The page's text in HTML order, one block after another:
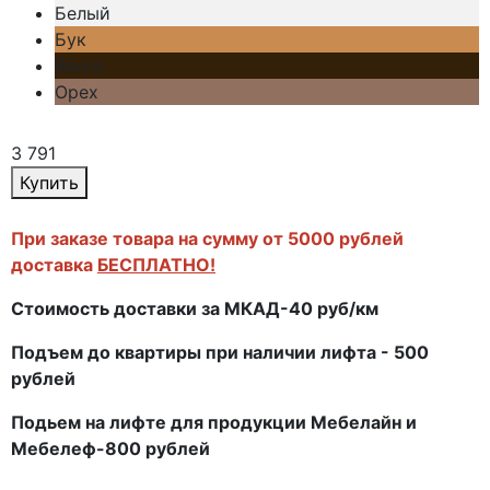
Белый
Бук
Венге
Орех
3 791
Купить
При заказе товара на сумму от 5000 рублей
доставка БЕСПЛАТНО!
Стоимость доставки за МКАД-40 руб/км
Подъем до квартиры при наличии лифта - 500
рублей
Подьем на лифте для продукции Мебелайн и
Мебелеф-800 рублей